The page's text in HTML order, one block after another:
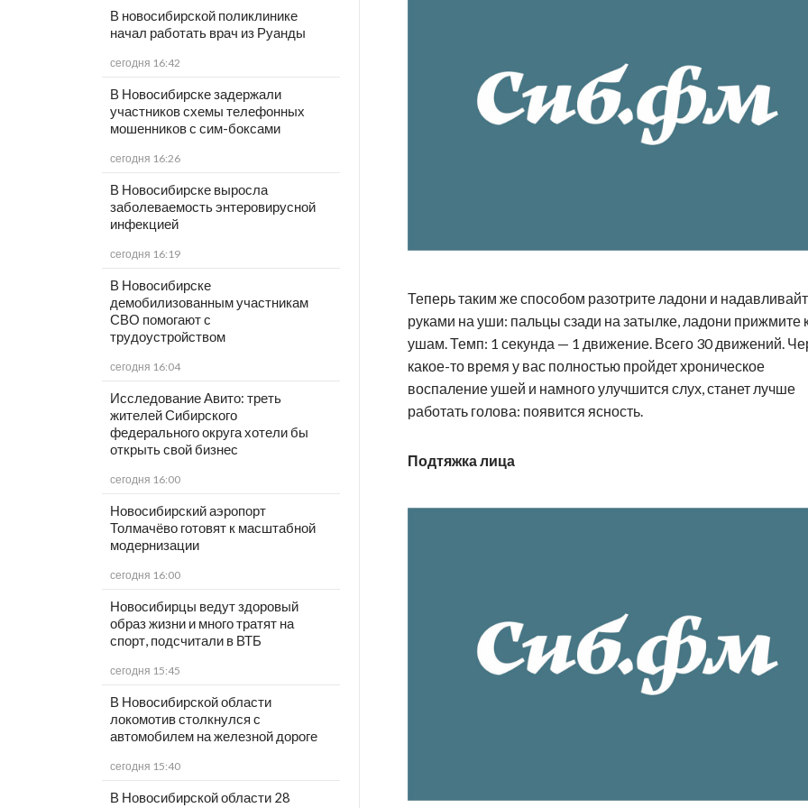
В новосибирской поликлинике
начал работать врач из Руанды
сегодня 16:42
В Новосибирске задержали
участников схемы телефонных
мошенников с сим-боксами
сегодня 16:26
В Новосибирске выросла
заболеваемость энтеровирусной
инфекцией
сегодня 16:19
В Новосибирске
демобилизованным участникам
СВО помогают с
трудоустройством
сегодня 16:04
Исследование Авито: треть
жителей Сибирского
федерального округа хотели бы
открыть свой бизнес
сегодня 16:00
Новосибирский аэропорт
Толмачёво готовят к масштабной
модернизации
сегодня 16:00
Новосибирцы ведут здоровый
образ жизни и много тратят на
спорт, подсчитали в ВТБ
сегодня 15:45
В Новосибирской области
локомотив столкнулся с
автомобилем на железной дороге
сегодня 15:40
В Новосибирской области 28
Теперь таким же способом разотрите ладони и
руками на уши: пальцы сзади на затылке, ладони прижмите
ушам. Темп: 1 секунда — 1 движение. Всего 30 движений.
какое-то время у вас полностью пройдет хроническое
воспаление ушей и намного улучшится слух, станет лучше
работать голова: появится ясность.
Подтяжка лица